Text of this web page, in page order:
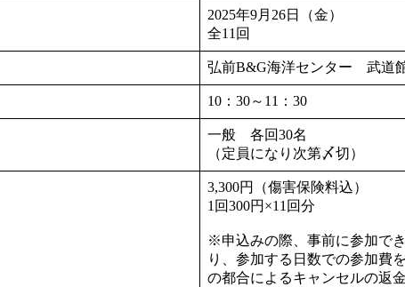
2025年9月26日（金）
全11回
弘前B&G海洋センター 武道
10：30～11：30
一般 各回30名
（定員になり次第〆切）
3,300円（傷害保険料込）
1回300円×11回分
※申込みの際、事前に参加で
り、参加する日数での参加費
の都合によるキャンセルの返